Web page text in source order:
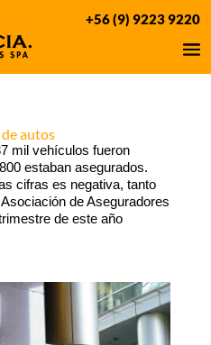
+56 (9) 9223 9220
autos
mil vehículos fueron
estaban asegurados.
cifras es negativa, tanto
de Aseguradores
de este año